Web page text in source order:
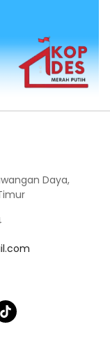
Daya,